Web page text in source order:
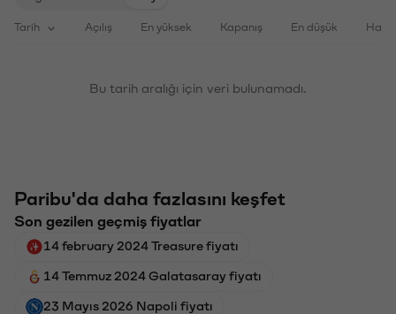
Tarih Açılış En yüksek Kapanış En düşük
Bu tarih aralığı için veri bulunamadı.
Paribu'da daha fazlasını keşfet
Son gezilen geçmiş fiyatlar
14 february 2024 Treasure fiyatı
14 Temmuz 2024 Galatasaray fiyatı
23 Mayıs 2026 Napoli fiyatı